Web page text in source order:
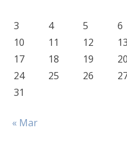
3
4 5 6
10
11 12 13
17
18 19 20
24
25 26
31
« Mar